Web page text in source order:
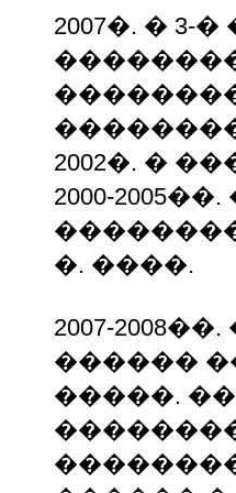
2007�. �
2002�. �
2000-
�. ����.
2007-
������
�����.